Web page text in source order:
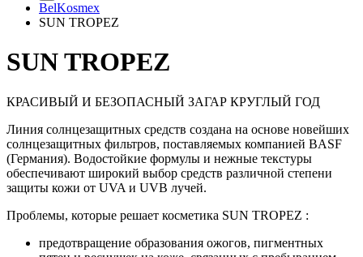
BelKosmex
SUN TROPEZ
SUN TROPEZ
КРАСИВЫЙ И БЕЗОПАСНЫЙ ЗАГАР КРУГЛЫЙ ГОД
Линия солнцезащитных средств создана на основе новейших
солнцезащитных фильтров, поставляемых компанией BASF
(Германия). Водостойкие формулы и нежные текстуры
обеспечивают широкий выбор средств различной степени
защиты кожи от UVA и UVB лучей.
Проблемы, которые решает косметика SUN TROPEZ :
предотвращение образования ожогов, пигментных